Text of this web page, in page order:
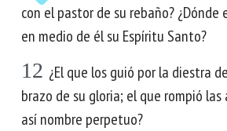
con el pastor de su rebaño? ¿Dónde
en medio de él su Espíritu Santo?
12 ¿El que los guió por la diestra
brazo de su gloria; el que rompió las
así nombre perpetuo?